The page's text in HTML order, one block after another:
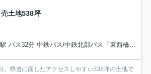
土地538坪
中鉄バス/中鉄北部バス「東西橋（津山市）」 停歩4分車22分 15.7km
。県道に面したアクセスしやすい538坪の土地で